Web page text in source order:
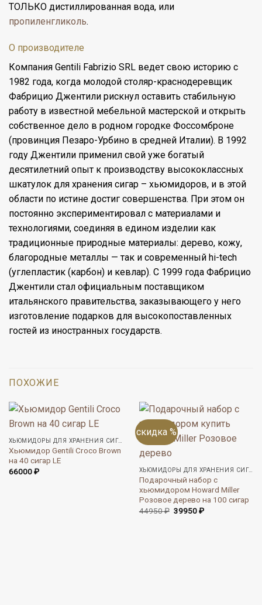
ТОЛЬКО дистиллированная вода, или
пропиленгликоль.
О производителе
Компания Gentili Fabrizio SRL ведет свою историю с
1982 года, когда молодой столяр-краснодеревщик
Фабрицио Джентили рискнул оставить стабильную
работу в известной мебельной мастерской и открыть
собственное дело в родном городке Фоссомброне
(провинция Пезаро-Урбино в средней Италии). В 1992
году Джентили применил свой уже богатый
десятилетний опыт к производству высококлассных
шкатулок для хранения сигар – хьюмидоров, и в этой
области по истине достиг совершенства. При этом он
постоянно экспериментировал с материалами и
технологиями, соединяя в едином изделии как
традиционные природные материалы: дерево, кожу,
благородные металлы — так и современный hi-tech
(углепластик (карбон) и кевлар). С 1999 года Фабрицио
Джентили стал официальным поставщиком
итальянского правительства, заказывающего у него
изготовление подарков для высокопоставленных
гостей из иностранных государств.
ПОХОЖИЕ
ХЬЮМИДОРЫ ДЛЯ ХРАНЕНИЯ СИГАР
Хьюмидор Gentili Croco Brown
на 40 сигар LE
66000₽
скидка %
ХЬЮМИДОРЫ ДЛЯ ХРАНЕНИЯ СИГАР
Подарочный набор с
хьюмидором Howard Miller
Розовое дерево на 100 сигар
44950₽ Первоначальная
39950₽Текущая